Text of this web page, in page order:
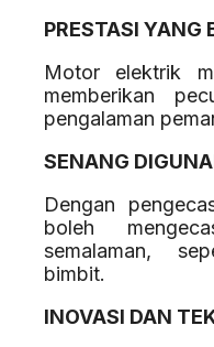
PRESTASI YANG
Motor elektrik
memberikan
pengalaman
SENANG
Dengan
boleh
semalaman,
bimbit.
INOVASI DAN